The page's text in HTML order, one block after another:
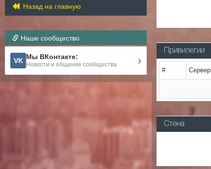
Назад на главную
Наше сообщество
VK Мы ВКонтакте:
Новости и общение сообщества ›
Привилегии
# Сервер
Стена